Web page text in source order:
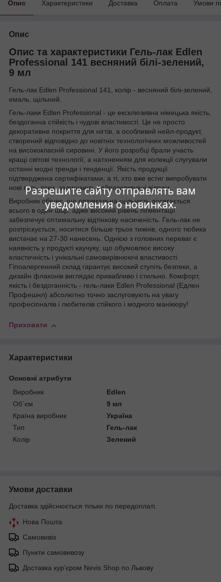
Разрешите сайту отправлять вам
уведомления о новинках.
Опис Характеристики Доставка Оплата Умови
Опис
Опис та характеристики Гель-лак Edlen
Professional 141 весняний білі-зелений,
9 мл
Гель-лак Edlen Professional 141, колір - весняний білі-зелений,
емаль, щільний.
Гель-лаки Edlen Professional - це ексклюзивна німецька якість,
бездоганна стійкість і чудові властивості. Це не просто
декоративне покриття для нігтів, а особливий нейл-продукт,
створений відповідно до новітніх технологічних можливостей
на висококласній сировині. У його розробці брали участь
кращі світові технології, а натхненням для колекції слугували
останні модні тренди і тенденції. Якість продукції
підтверджена сертифікатами, а ті, хто вже встиг випробувати
нові гель-лаки, залишають найпозитивніші відгуки.
Виробник обіцяє, що оптимальна щільність досягається
всього в один шар, адже високий рівень пігментації
забезпечує оптимальну відтінкову насиченість. Гель-лак не
розтріскується, носитися більше трьох тижнів, одного тюбика
вистачає на 27-30 нанесень. Однією з головних переваг є
наявність у продукті каучуку, що обумовлює високу
еластичність і унікальні самовирівнюючі властивості.
Гіпоалергенний склад гарантує високий ступіть безпеки, а
дизайн флаконів виглядає привабливо і стильно. Комфорт,
якість і бездоганність - гель-лаки Edlen Professional (Едлен
Профешнл) абсолютно точно заслуговують на увагу
професіоналів і любителів стійкого і модного манікюру!
Приховати
Характеристики
Основні атрибути
Виробник
Edlen
Об`єм
9 мл
Країна виробник
Україна
Тип
Гель-лак
Колір
Зелений
Умови доставки
Доставка здійснюється тільки по передоплаті.
Нова Пошта
Самовивіз
Пункти самовивозу
Доставка кур'єром Nevis Shop по Львову